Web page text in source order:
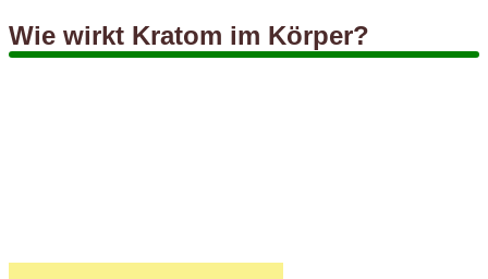
Wie wirkt Kratom im Körper?